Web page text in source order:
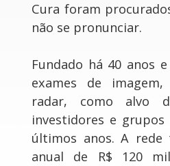
Cura foram
não se pronunciar.
Fundado há 40 anos
exames de
radar, como alvo
investidores e
últimos anos. A
anual de R$ 120